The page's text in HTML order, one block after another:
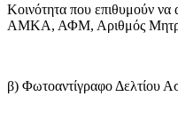
Κοινότητα που επιθυμούν
ΑΜΚΑ, ΑΦΜ, Αριθμός
β) Φωτοαντίγραφο Δελτίου